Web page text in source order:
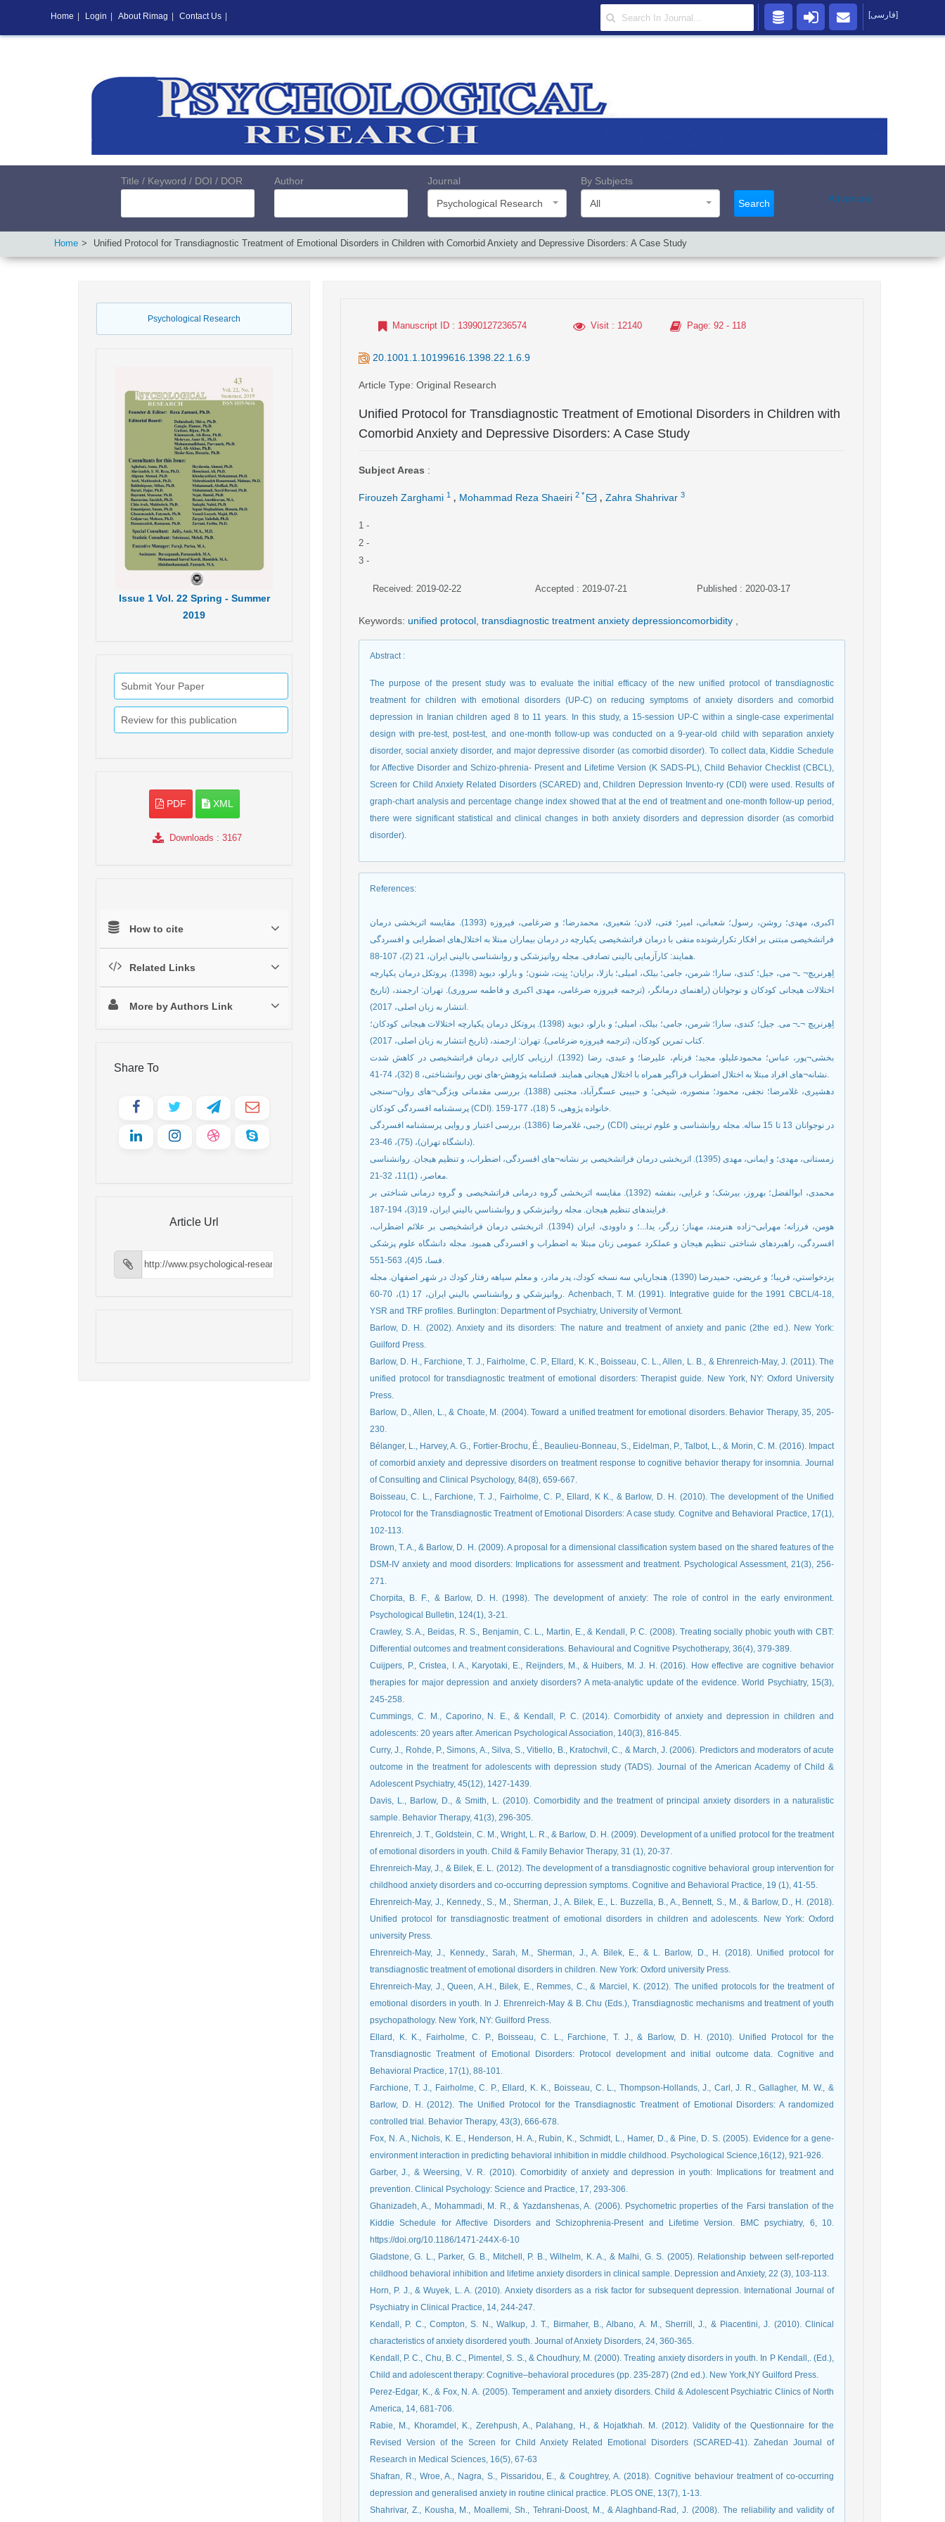
Title / Keyword / DOI / DOR Author
Journal
Psychological Research
By Subjects
All
Search Advanced
Home Unified Protocol for Transdiagnostic Treatment of Emotional Disorders in Children with Comorbid Anxiety and Depressive Disorders: A Case Study
Psychological Research
Issue1 Vol. 22 Spring - Summer
2019
Submit Your Paper
Review for this publication
PDF XML
Downloads : 3167
How to cite
Related Links
More by Authors Link
Share To
Article Url
Manuscript ID : 13990127236574 Visit: 12140 Page: 92 - 118
20.1001.1.10199616.1398.22.1.6.9
Article Type: Original Research
Unified Protocol for Transdiagnostic Treatment of Emotional Disorders in Children with
Comorbid Anxiety and Depressive Disorders: A Case Study
Subject Areas :
Firouzeh Zarghami 1 , Mohammad Reza Shaeiri 2 * , Zahra Shahrivar 3
1 -
2 -
3 -
Received: 2019-02-22 Accepted : 2019-07-21 Published : 2020-03-17
Keywords: unified protocol transdiagnostic treatment anxiety depressioncomorbidity
Abstract:
The purpose of the present study was to evaluate the initial efficacy of the new unified protocol of transdiagnostic
treatment for children with emotional disorders (UP-C) on reducing symptoms of anxiety disorders and comorbid
depression in Iranian children aged 8 to 11 years. In this study, a 15-session UP-C within a single-case experimental
design with pre-test, post-test, and one-month follow-up was conducted on a 9-year-old child with separation anxiety
disorder, social anxiety disorder, and major depressive disorder (as comorbid disorder). To collect data, Kiddie Schedule
for Affective Disorder and Schizo-phrenia- Present and Lifetime Version (K SADS-PL), Child Behavior Checklist (CBCL),
Screen for Child Anxiety Related Disorders (SCARED) and, Children Depression Invento-ry (CDI) were used. Results of
graph-chart analysis and percentage change index showed that at the end of treatment and one-month follow-up period,
there were significant statistical and clinical changes in both anxiety disorders and depression disorder (as comorbid
disorder).
References:
اکبری، مهدی؛ روشن، رسول؛ شعبانی، امیر؛ فتی، لادن؛ شعیری، محمدرضا؛ و ضرغامی، فیروزه (1393). مقایسه اثربخشی درمان
فراتشخیصی مبتنی بر افکار تکرارشونده منفی با درمان فراتشخیصی یکپارچه‌ در درمان بیماران مبتلا به اختلال‌های اضطرابی و افسردگی
همایند: کارآزمایی بالینی تصادفی. مجله روانپزشکی و روانشناسی بالینی ایران، 21 (2)، 107-88.
اِهِرنریچ¬ ـ¬ می، جیل؛ کندی، سارا؛ شرمن، جامی؛ بیلک، امیلی؛ بازلا، برایان؛ بِنِت، شنون؛ و بارلو، دیوید (1398). پروتکل درمان یکپارچه
اختلالات هیجانی کودکان و نوجوانان (راهنمای درمانگر، (ترجمه فیروزه ضرغامی، مهدی اکبری و فاطمه سروری). تهران: ارجمند، (تاریخ
انتشار به زبان اصلی، 2017).
اِهِرنریچ ¬ـ¬ می. جیل؛ کندی، سارا؛ شرمن، جامی؛ بیلک، امیلی؛ و بارلو، دیوید (1398). پروتکل درمان یکپارچه اختلالات هیجانی کودکان؛
کتاب تمرین کودکان، (ترجمه فیروزه ضرغامی). تهران: ارجمند، (تاریخ انتشار به زبان اصلی، 2017).
بخشی¬پور، عباس؛ محمودعلیلو، مجید؛ فرنام، علیرضا؛ و عبدی، رضا (1392). ارزیابی کارایی درمان فراتشخیصی در کاهش شدت
نشانه¬های افراد مبتلا به اختلال اضطراب فراگیر همراه با اختلال هیجانی همایند. فصلنامه پژوهش-های نوین روانشناختی، 8 (32)، 74-41.
دهشیری، غلامرضا؛ نجفی، محمود؛ منصوره، شیخی؛ و حبیبی عسگرآباد، مجتبی (1388). بررسی مقدماتی ویژگی¬های روان¬سنجی
پرسشنامه افسردگی کودکان (CDI). خانواده پژوهی، 5 (18)، 177-159.
رجبی، غلامرضا (1386). بررسی اعتبار و روایی پرسشنامه افسردگی (CDI) در نوجوانان 13 تا 15 ساله. مجله روانشناسی و علوم تربیتی
(دانشگاه تهران)، (75)، 46-23.
زمستانی، مهدی؛ و ایمانی، مهدی (1395). اثربخشی درمان فراتشخیصی بر نشانه¬های افسردگی، اضطراب، و تنظیم هیجان. روانشناسی
معاصر، (1)11، 32-21.
محمدی، ابوالفضل؛ بهروز، بیرشک؛ و غرایی، بنفشه (1392). مقایسه اثربخشی گروه درمانی فراتشخیصی و گروه درمانی شناختی بر
فرایندهای تنظیم هیجان. مجله روانپزشكي و روانشناسي باليني ايران، 19(3)، 194-187.
هومن، فرزانه؛ مهرابی¬زاده هنرمند، مهناز؛ زرگر، یدا...؛ و داوودی، ایران (1394). اثربخشی درمان فراتشخیصی بر علائم اضطراب،
افسردگی، راهبردهای شناختی تنظیم هیجان و عملکرد عمومی زنان مبتلا به اضطراب و افسردگی همبود. مجله دانشگاه علوم پزشکی
فسا، 5(4)، 563-551.
يزدخواستي، فریبا؛ و عريضي، حمیدرضا (1390). هنجاريابي سه نسخه كودك، پدر مادر، و معلم سياهه رفتار كودك در شهر اصفهان. مجله
روانپزشكي و روانشناسي باليني ايران، 17 (1)، 70-60. Achenbach, T. M. (1991). Integrative guide for the 1991 CBCL/4-18,
YSR and TRF profiles. Burlington: Department of Psychiatry, University of Vermont.
Barlow, D. H. (2002). Anxiety and its disorders: The nature and treatment of anxiety and panic (2the ed.). New York:
Guilford Press.
Barlow, D. H., Farchione, T. J., Fairholme, C. P., Ellard, K. K., Boisseau, C. L., Allen, L. B., & Ehrenreich-May, J. (2011). The
unified protocol for transdiagnostic treatment of emotional disorders: Therapist guide. New York, NY: Oxford University
Press.
Barlow, D., Allen, L., & Choate, M. (2004). Toward a unified treatment for emotional disorders. Behavior Therapy, 35, 205-
230.
Bélanger, L., Harvey, A. G., Fortier-Brochu, É., Beaulieu-Bonneau, S., Eidelman, P., Talbot, L., & Morin, C. M. (2016). Impact
of comorbid anxiety and depressive disorders on treatment response to cognitive behavior therapy for insomnia. Journal
of Consulting and Clinical Psychology, 84(8), 659-667.
Boisseau, C. L., Farchione, T. J., Fairholme, C. P., Ellard, K K., & Barlow, D. H. (2010). The development of the Unified
Protocol for the Transdiagnostic Treatment of Emotional Disorders: A case study. Cognitve and Behavioral Practice, 17(1),
102-113.
Brown, T. A., & Barlow, D. H. (2009). A proposal for a dimensional classification system based on the shared features of the
DSM-IV anxiety and mood disorders: Implications for assessment and treatment. Psychological Assessment, 21(3), 256-
271.
Chorpita, B. F., & Barlow, D. H. (1998). The development of anxiety: The role of control in the early environment.
Psychological Bulletin, 124(1), 3-21.
Crawley, S. A., Beidas, R. S., Benjamin, C. L., Martin, E., & Kendall, P. C. (2008). Treating socially phobic youth with CBT:
Differential outcomes and treatment considerations. Behavioural and Cognitive Psychotherapy, 36(4), 379-389.
Cuijpers, P., Cristea, I. A., Karyotaki, E., Reijnders, M., & Huibers, M. J. H. (2016). How effective are cognitive behavior
therapies for major depression and anxiety disorders? A meta-analytic update of the evidence. World Psychiatry, 15(3),
245-258.
Cummings, C. M., Caporino, N. E., & Kendall, P. C. (2014). Comorbidity of anxiety and depression in children and
adolescents: 20 years after. American Psychological Association, 140(3), 816-845.
Curry, J., Rohde, P., Simons, A., Silva, S., Vitiello, B., Kratochvil, C., & March, J. (2006). Predictors and moderators of acute
outcome in the treatment for adolescents with depression study (TADS). Journal of the American Academy of Child &
Adolescent Psychiatry, 45(12), 1427-1439.
Davis, L., Barlow, D., & Smith, L. (2010). Comorbidity and the treatment of principal anxiety disorders in a naturalistic
sample. Behavior Therapy, 41(3), 296-305.
Ehrenreich, J. T., Goldstein, C. M., Wright, L. R., & Barlow, D. H. (2009). Development of a unified protocol for the treatment
of emotional disorders in youth. Child & Family Behavior Therapy, 31 (1), 20-37.
Ehrenreich-May, J., & Bilek, E. L. (2012). The development of a transdiagnostic cognitive behavioral group intervention for
childhood anxiety disorders and co-occurring depression symptoms. Cognitive and Behavioral Practice, 19 (1), 41-55.
Ehrenreich-May, J., Kennedy., S., M., Sherman, J., A. Bilek, E., L. Buzzella, B., A., Bennett, S., M., & Barlow, D., H. (2018).
Unified protocol for transdiagnostic treatment of emotional disorders in children and adolescents. New York: Oxford
university Press.
Ehrenreich-May, J., Kennedy., Sarah, M., Sherman, J., A. Bilek, E., & L. Barlow, D., H. (2018). Unified protocol for
transdiagnostic treatment of emotional disorders in children. New York: Oxford university Press.
Ehrenreich-May, J., Queen, A.H., Bilek, E., Remmes, C., & Marciel, K. (2012). The unified protocols for the treatment of
emotional disorders in youth. In J. Ehrenreich-May & B. Chu (Eds.), Transdiagnostic mechanisms and treatment of youth
psychopathology. New York, NY: Guilford Press.
Ellard, K. K., Fairholme, C. P., Boisseau, C. L., Farchione, T. J., & Barlow, D. H. (2010). Unified Protocol for the
Transdiagnostic Treatment of Emotional Disorders: Protocol development and initial outcome data. Cognitive and
Behavioral Practice, 17(1), 88-101.
Farchione, T. J., Fairholme, C. P., Ellard, K. K., Boisseau, C. L., Thompson-Hollands, J., Carl, J. R., Gallagher, M. W., &
Barlow, D. H. (2012). The Unified Protocol for the Transdiagnostic Treatment of Emotional Disorders: A randomized
controlled trial. Behavior Therapy, 43(3), 666-678.
Fox, N. A., Nichols, K. E., Henderson, H. A., Rubin, K., Schmidt, L., Hamer, D., & Pine, D. S. (2005). Evidence for a gene-
environment interaction in predicting behavioral inhibition in middle childhood. Psychological Science,16(12), 921-926.
Garber, J., & Weersing, V. R. (2010). Comorbidity of anxiety and depression in youth: Implications for treatment and
prevention. Clinical Psychology: Science and Practice, 17, 293-306.
Ghanizadeh, A., Mohammadi, M. R., & Yazdanshenas, A. (2006). Psychometric properties of the Farsi translation of the
Kiddie Schedule for Affective Disorders and Schizophrenia-Present and Lifetime Version. BMC psychiatry, 6, 10.
https://doi.org/10.1186/1471-244X-6-10
Gladstone, G. L., Parker, G. B., Mitchell, P. B., Wilhelm, K. A., & Malhi, G. S. (2005). Relationship between self-reported
childhood behavioral inhibition and lifetime anxiety disorders in clinical sample. Depression and Anxiety, 22 (3), 103-113.
Horn, P. J., & Wuyek, L. A. (2010). Anxiety disorders as a risk factor for subsequent depression. International Journal of
Psychiatry in Clinical Practice, 14, 244-247.
Kendall, P. C., Compton, S. N., Walkup, J. T., Birmaher, B., Albano, A. M., Sherrill, J., & Piacentini, J. (2010). Clinical
characteristics of anxiety disordered youth. Journal of Anxiety Disorders, 24, 360-365.
Kendall, P. C., Chu, B. C., Pimentel, S. S., & Choudhury, M. (2000). Treating anxiety disorders in youth. In P Kendall,. (Ed.),
Child and adolescent therapy: Cognitive–behavioral procedures (pp. 235-287) (2nd ed.). New York,NY Guilford Press.
Perez-Edgar, K., & Fox, N. A. (2005). Temperament and anxiety disorders. Child & Adolescent Psychiatric Clinics of North
America, 14, 681-706.
Rabie, M., Khoramdel, K., Zerehpush, A., Palahang, H., & Hojatkhah. M. (2012). Validity of the Questionnaire for the
Revised Version of the Screen for Child Anxiety Related Emotional Disorders (SCARED-41). Zahedan Journal of
Research in Medical Sciences, 16(5), 67-63
Shafran, R., Wroe, A., Nagra, S., Pissaridou, E., & Coughtrey, A. (2018). Cognitive behaviour treatment of co-occurring
depression and generalised anxiety in routine clinical practice. PLOS ONE, 13(7), 1-13.
Shahrivar, Z., Kousha, M., Moallemi, Sh., Tehrani-Doost, M., & Alaghband-Rad, J. (2008). The reliability and validity of
Home Login About Rimag Contact Us [فارسی]